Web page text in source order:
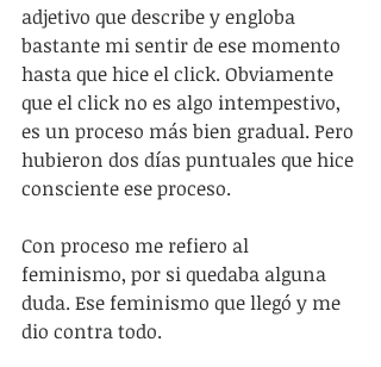
adjetivo que describe y engloba
bastante mi sentir de ese momento
hasta que hice el click. Obviamente
que el click no es algo intempestivo,
es un proceso más bien gradual. Pero
hubieron dos días puntuales que hice
consciente ese proceso.
Con proceso me refiero al
feminismo, por si quedaba alguna
duda. Ese feminismo que llegó y me
dio contra todo.